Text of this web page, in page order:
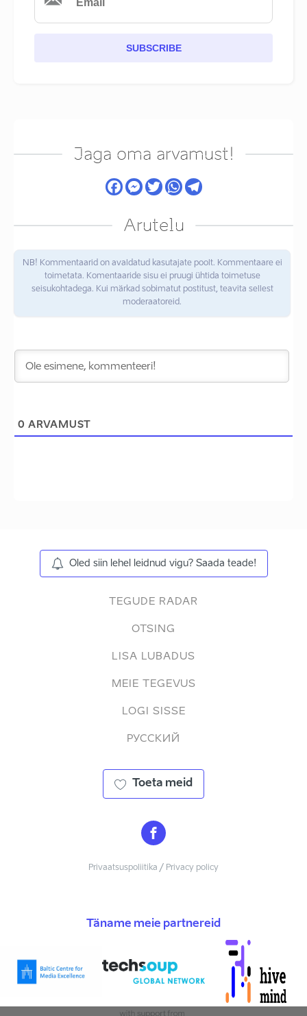
SUBSCRIBE
Jaga oma arvamust!
Arutelu
NB! Kommentaarid on avaldatud kasutajate poolt. Kommentaare ei
toimetata. Komentaaride sisu ei pruugi ühtida toimetuse
seisukohtadega. Kui märkad sobimatut postitust, teavita sellest
moderaatoreid.
0 ARVAMUST
Oled siin lehel leidnud vigu? Saada teade!
TEGUDE RADAR
OTSING
LISA LUBADUS
MEIE TEGEVUS
LOGI SISSE
РУССКИЙ
Toeta meid
Privaatsuspoliitika / Privacy policy
Täname meie partnereid